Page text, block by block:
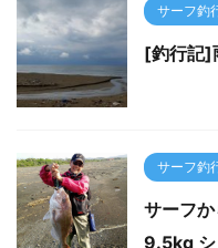
サーフ釣
[釣行記]
サーフ釣
サーフ
9.5kg シ